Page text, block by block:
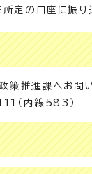
定の口座に振り
策推進課へお問
（内線583）